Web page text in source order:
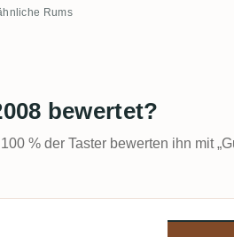
Rums
bewertet?
% der Taster bewerten ihn mit